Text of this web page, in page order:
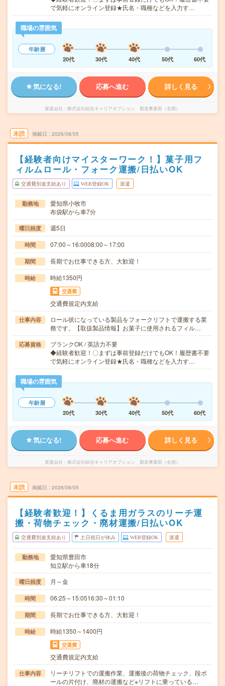
で気軽にオンライン登録★氏名・職種などを入力す…
職場の雰囲気
年齢層
20代
30代 40代 50代 60代
気になる! 応募へ進む 詳しく見る
派遣会社 株式会社綜合キャリアオプション 製造事業部（全国）
未読 掲載日 2026/08/05
【経験者向けマイスターワーク！】菓子用フ
ィルムロール・フォーク運搬/日払いOK
交通費別途支給あり WEB登録OK 派遣
勤務地
愛知県小牧市
布袋駅から車7分
曜日頻度 週5日
時間 07:00～16:0008:00～17:00
期間 長期でお仕事できる方、大歓迎！
時給 時給1350円
交通費
交通費規定内支給
仕事内容
ロール状になっている製品をフォークリフトで運搬する業
務です。【取扱製品情報】お菓子に使用されるフィル…
応募資格
ブランクOK / 英語力不要
◆経験者歓迎！〇まずは事前登録だけでもOK！履歴書不要
で気軽にオンライン登録★氏名・職種などを入力す…
職場の雰囲気
年齢層
20代
30代 40代 50代 60代
気になる! 応募へ進む 詳しく見る
派遣会社 株式会社綜合キャリアオプション 製造事業部（全国）
未読 掲載日 2026/08/05
【経験者歓迎！】くるま用ガラスのリーチ運
搬・荷物チェック・廃材運搬/日払いOK
交通費別途支給あり 土日祝日が休み WEB登録OK 派遣
勤務地
愛知県豊田市
知立駅から車18分
曜日頻度 月～金
時間 06:25～15:0516:30～01:10
期間 長期でお仕事できる方、大歓迎！
時給 時給1350～1400円
交通費
交通費規定内支給
仕事内容
リーチリフトでの運搬作業、運搬後の荷物チェック、段ボ
ールの片付け、廃材の運搬など※リフトに乗っている…